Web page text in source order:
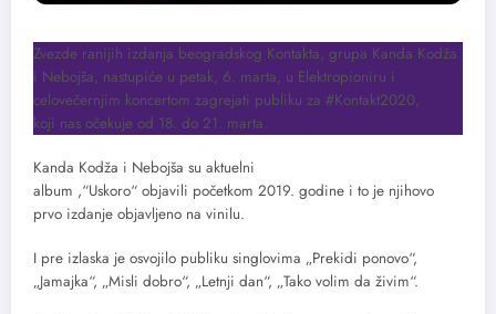
Zvezde ranijih izdanja beogradskog Kontakta, grupa Kanda Kodža
i Nebojša, nastupiće u petak, 6. marta, u Elektropioniru i
celovečernjim koncertom zagrejati publiku za #Kontakt2020,
koji nas očekuje od 18. do 21. marta.
Kanda Kodža i Nebojša su aktuelni
album ,“Uskoro“ objavili početkom 2019. godine i to je njihovo
prvo izdanje objavljeno na vinilu.
I pre izlaska je osvojilo publiku singlovima „Prekidi ponovo“,
„Jamajka“, „Misli dobro“, „Letnji dan“, „Tako volim da živim“.